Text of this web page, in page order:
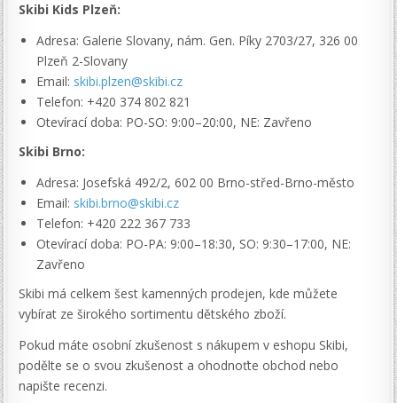
Skibi Kids Plzeň:
Adresa: Galerie Slovany, nám. Gen. Píky 2703/27, 326 00
Plzeň 2-Slovany
Email: skibi.plzen@skibi.cz
Telefon: +420 374 802 821
Otevírací doba: PO-SO: 9:00–20:00, NE: Zavřeno
Skibi Brno:
Adresa: Josefská 492/2, 602 00 Brno-střed-Brno-město
Email: skibi.brno@skibi.cz
Telefon: +420 222 367 733
Otevírací doba: PO-PA: 9:00–18:30, SO: 9:30–17:00, NE:
Zavřeno
Skibi má celkem šest kamenných prodejen, kde můžete
vybírat ze širokého sortimentu dětského zboží.
Pokud máte osobní zkušenost s nákupem v eshopu Skibi,
podělte se o svou zkušenost a ohodnoťte obchod nebo
napište recenzi.